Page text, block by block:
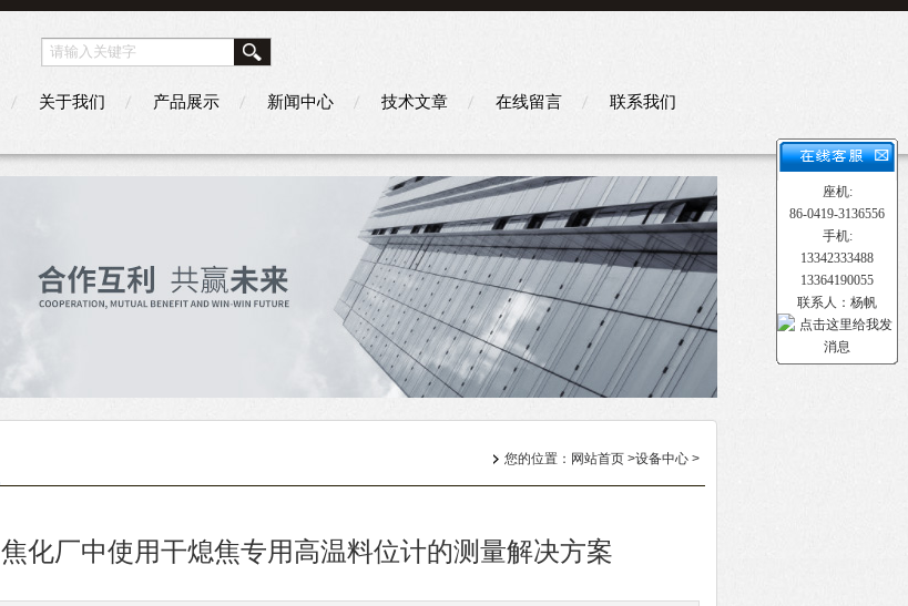
关于我们 产品展示 新闻中心 技术文章 在线留言 联系我们
您的位置： 网站首页 >设备中心 >
焦化厂中使用干熄焦专用高温料位计的测量解决方案
座机:
86-0419-3136556
手机:
13342333488
13364190055
联系人：杨帆